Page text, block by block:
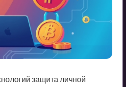
защита личной